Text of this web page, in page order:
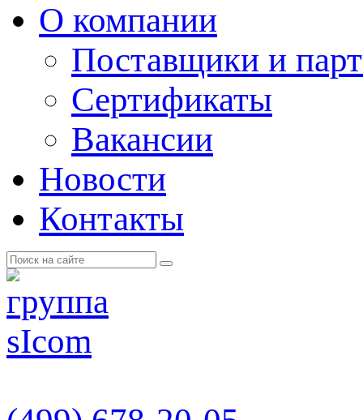
О компании
Поставщики и
Cертификаты
Вакансии
Новости
Контакты